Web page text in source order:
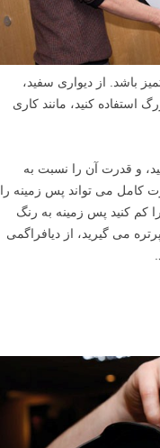
باشد. از دیواری سفید،
استفاده کنید، مانند کاری
و قدرت آن را نسبت به
کامل می تواند پس زمینه را
کم کنید پس زمینه به رنگ
می گیرید، از دیافراگمی